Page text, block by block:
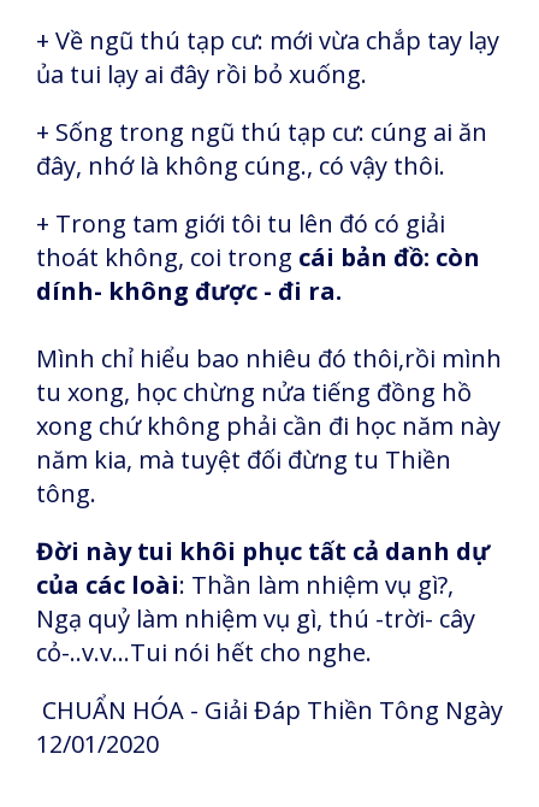
+ Về ngũ thú tạp cư: mới vừa chắp tay lạy
ủa tui lạy ai đây rồi bỏ xuống.
+ Sống trong ngũ thú tạp cư: cúng ai ăn
đây, nhớ là không cúng., có vậy thôi.
+ Trong tam giới tôi tu lên đó có giải
thoát không, coi trong cái bản đồ: còn
dính- không được - đi ra.
Mình chỉ hiểu bao nhiêu đó thôi,rồi mình
tu xong, học chừng nửa tiếng đồng hồ
xong chứ không phải cần đi học năm này
năm kia, mà tuyệt đối đừng tu Thiền
tông.
Đời này tui khôi phục tất cả danh dự
của các loài: Thần làm nhiệm vụ gì?,
Ngạ quỷ làm nhiệm vụ gì, thú -trời- cây
cỏ-..v.v...Tui nói hết cho nghe.
CHUẨN HÓA - Giải Đáp Thiền Tông Ngày
12/01/2020